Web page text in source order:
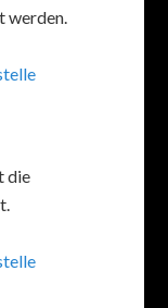
werden.
die